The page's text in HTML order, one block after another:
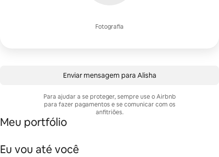
Fotografia
Enviar mensagem para Alisha
Para ajudar a se proteger, sempre use o Airbnb
para fazer pagamentos e se comunicar com os
anfitriões.
Meu portfólio
Eu vou até você